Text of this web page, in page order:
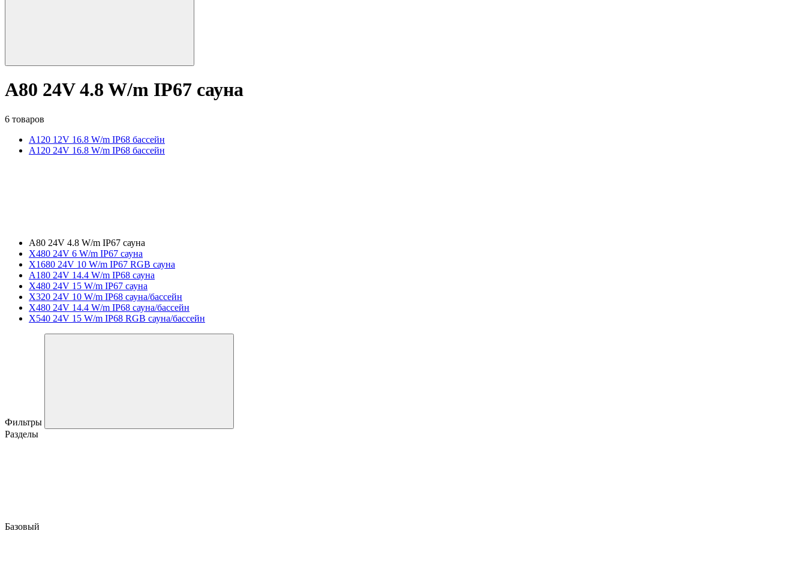
A80 24V 4.8 W/m IP67 сауна
6 товаров
A120 12V 16.8 W/m IP68 бассейн
A120 24V 16.8 W/m IP68 бассейн
A80 24V 4.8 W/m IP67 сауна
X480 24V 6 W/m IP67 сауна
X1680 24V 10 W/m IP67 RGB сауна
A180 24V 14.4 W/m IP68 сауна
X480 24V 15 W/m IP67 сауна
X320 24V 10 W/m IP68 сауна/бассейн
X480 24V 14.4 W/m IP68 сауна/бассейн
X540 24V 15 W/m IP68 RGB сауна/бассейн
Фильтры
Разделы
Базовый